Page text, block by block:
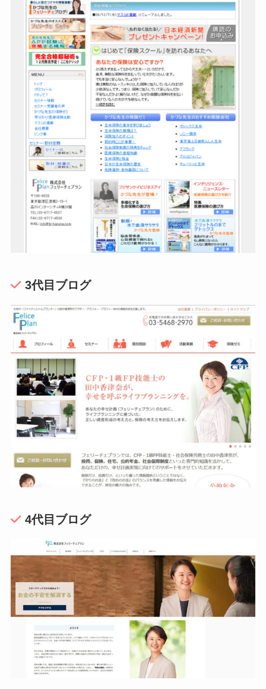
3代目ブログ
4代目ブログ